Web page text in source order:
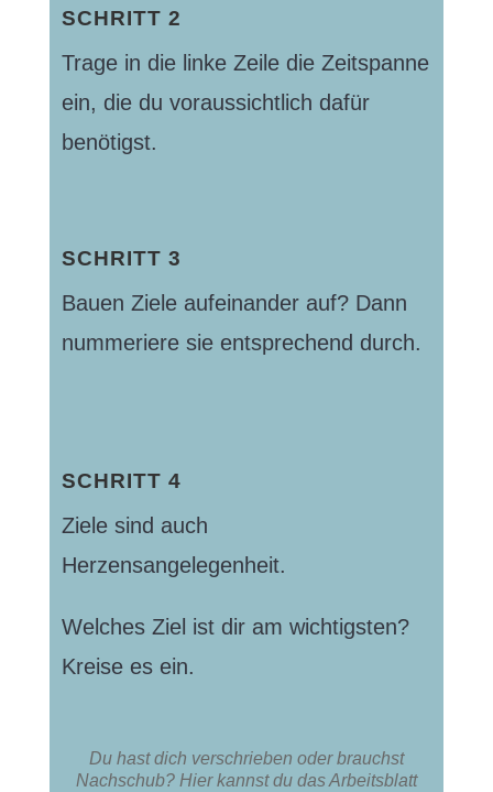
SCHRITT 2
Trage in die linke Zeile die Zeitspanne
ein, die du voraussichtlich dafür
benötigst.
SCHRITT 3
Bauen Ziele aufeinander auf? Dann
nummeriere sie entsprechend durch.
SCHRITT 4
Ziele sind auch
Herzensangelegenheit.
Welches Ziel ist dir am wichtigsten?
Kreise es ein.
Du hast dich verschrieben oder brauchst
Nachschub? Hier kannst du das Arbeitsblatt